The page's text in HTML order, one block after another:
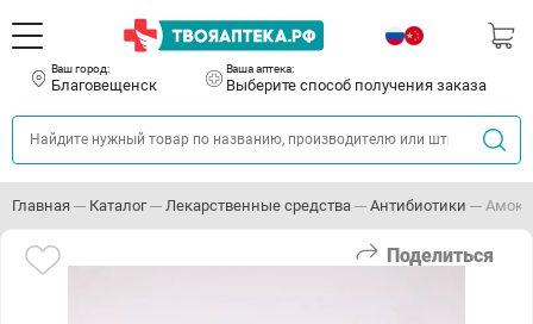
Ваш город:
Благовещенск
Ваша аптека:
Выберите способ получения заказа
Главная Каталог Лекарственные средства Антибиотики
Поделиться